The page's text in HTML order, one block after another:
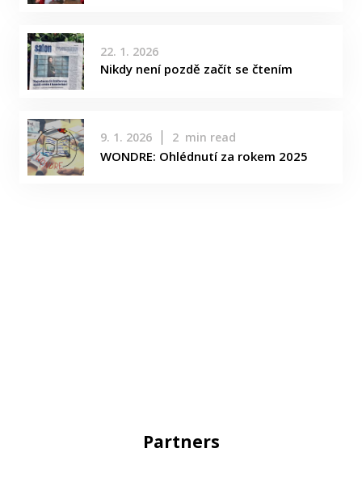
22. 1. 2026
Nikdy není pozdě začít se čtením
9. 1. 2026 2 min read
WONDRE: Ohlédnutí za rokem 2025
Partners